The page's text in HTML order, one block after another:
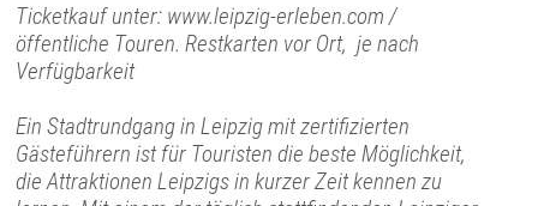
Ticketkauf unter: www.leipzig-erleben.com /
öffentliche Touren. Restkarten vor Ort, je nach
Verfügbarkeit
Ein Stadtrundgang in Leipzig mit zertifizierten
Gästeführern ist für Touristen die beste Möglichkeit,
die Attraktionen Leipzigs in kurzer Zeit kennen zu